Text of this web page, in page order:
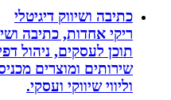
כתיבה ושיווק דיגיטלי
ריקי אחדות, כתיבה ושיווק
תוכן לעסקים, ניהול דפי
שירותים ומוצרים מכניסים,
וליווי שיווקי ועסקי.